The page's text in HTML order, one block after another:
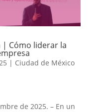
| Cómo liderar la
| Ciudad de México
de 2025. – En un